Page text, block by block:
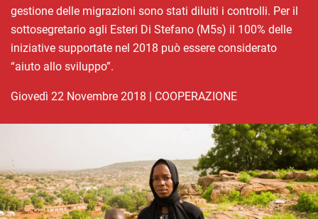
gestione delle migrazioni sono stati diluiti i controlli. Per il
sottosegretario agli Esteri Di Stefano (M5s) il 100% delle
iniziative supportate nel 2018 può essere considerato
“aiuto allo sviluppo”.
giovedì 22 Novembre 2018 | COOPERAZIONE